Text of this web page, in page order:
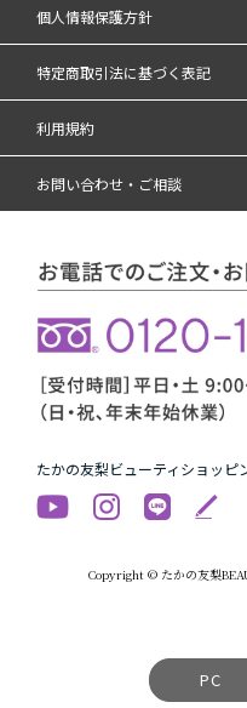
個人情報保護方針
特定商取引法に基づく表記
利用規約
お問い合わせ・ご相談
たかの友梨ビューティショッピ
Copyright © たかの友梨
PC